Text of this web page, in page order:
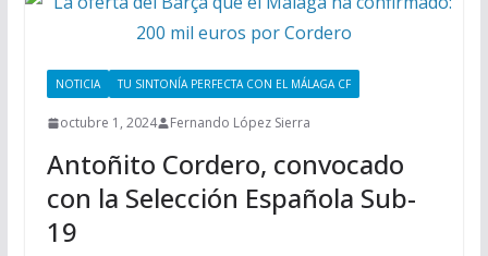
NOTICIA TU SINTONÍA PERFECTA CON EL MÁLAGA CF
octubre 1, 2024 Fernando López Sierra
Antoñito Cordero, convocado
con la Selección Española Sub-
19